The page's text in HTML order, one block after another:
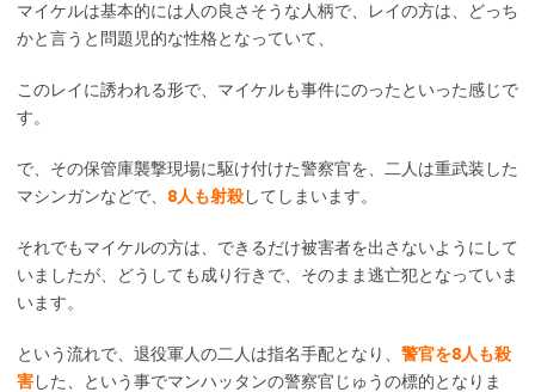
マイケルは基本的には人の良さそうな人柄で、レイの方は、どっち
かと言うと問題児的な性格となっていて、
このレイに誘われる形で、マイケルも事件にのったといった感じで
す。
で、その保管庫襲撃現場に駆け付けた警察官を、二人は重武装した
マシンガンなどで、 8人も射殺してしまいます。
それでもマイケルの方は、できるだけ被害者を出さないようにして
いましたが、どうしても成り行きで、そのまま逃亡犯となっていま
います。
という流れで、退役軍人の二人は指名手配となり、 警官を8人も殺
害した、という事でマンハッタンの警察官じゅうの標的となりま